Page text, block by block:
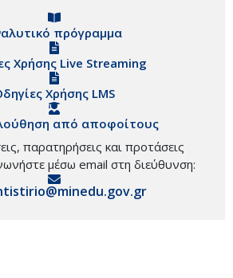
πρόγραμμα
Χρήσης Live Streaming
Χρήσης LMS
από αποφοίτους
παρατηρήσεις και προτάσεις
μέσω email στη διεύθυνση: